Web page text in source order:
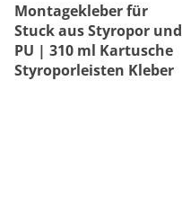
Montagekleber für
Stuck aus Styropor und
PU | 310 ml Kartusche
Styroporleisten Kleber